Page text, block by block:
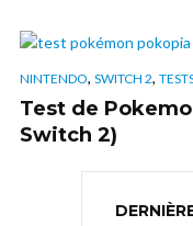
NINTENDO, SWITCH 2,
Test de
Switch 2)